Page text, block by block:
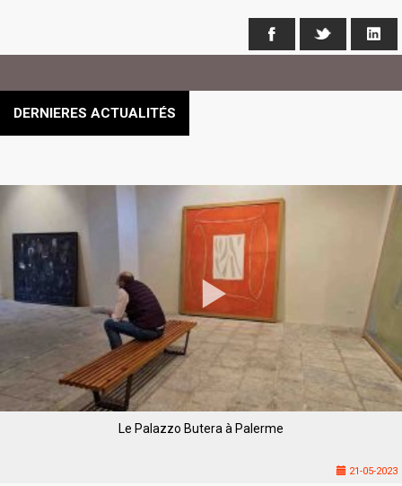
Facebook
DERNIERES ACTUALITÉS
Le Palazzo Butera à Palerme
21-05-2023